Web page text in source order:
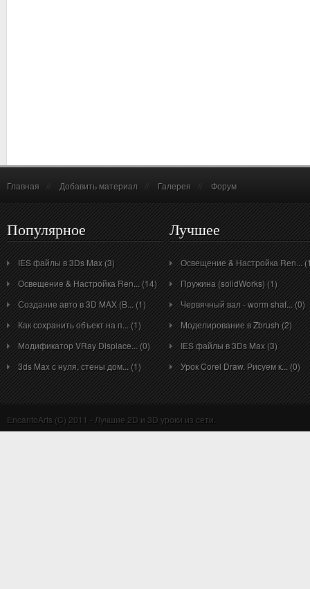
Главная Добавить материал Галерея Форум
Популярное
IES файлы в 3Ds Max (3)
Освещение & Настройка Ren... (14)
Создание авто в 3D MAX (B... (1)
Как сохранить объект на п... (1)
Модификатор VRay Displace... (0)
3ds Max с нуля, стены дом... (1)
Лучшее
Освещение & Настройка Ren...
Пружина (solidWorks) (1)
Червячный вал - worm shaf... (0)
Моделирование в Zbrush (2)
IES файлы в 3Ds Max (3)
Урок Corel Draw. Рисуем к... (0)
EncantoArts (C) 2011 - Лучшие 2D и 3D уроки из сети.